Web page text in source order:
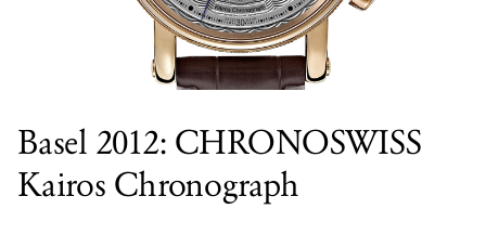
Basel 2012: CHRONOSWISS
Kairos Chronograph